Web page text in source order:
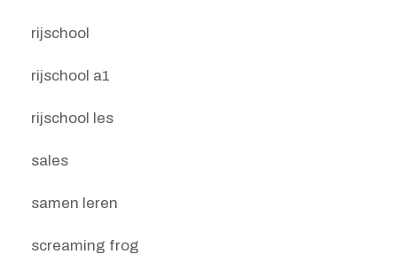
rijschool
rijschool a1
rijschool les
sales
samen leren
screaming frog